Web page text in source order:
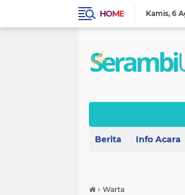
HOME Kamis 6
Berita Info Acara
› Warta